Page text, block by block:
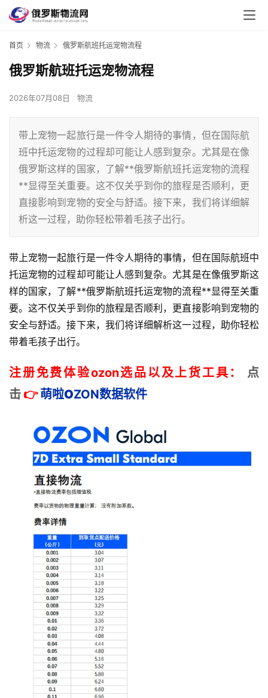
首页 物流 俄罗斯航班托运宠物流程
俄罗斯航班托运宠物流程
2026年07月08日 物流
带上宠物一起旅行是一件令人期待的事情，但在国际航
班中托运宠物的过程却可能让人感到复杂。尤其是在像
俄罗斯这样的国家，了解**俄罗斯航班托运宠物的流程
**显得至关重要。这不仅关乎到你的旅程是否顺利，更
直接影响到宠物的安全与舒适。接下来，我们将详细解
析这一过程，助你轻松带着毛孩子出行。
带上宠物一起旅行是一件令人期待的事情，但在国际航班中
托运宠物的过程却可能让人感到复杂。尤其是在像俄罗斯这
样的国家，了解**俄罗斯航班托运宠物的流程**显得至关重
要。这不仅关乎到你的旅程是否顺利，更直接影响到宠物的
安全与舒适。接下来，我们将详细解析这一过程，助你轻松
带着毛孩子出行。
注册免费体验ozon选品以及上货工具：
点
击 👉 萌啦OZON数据软件